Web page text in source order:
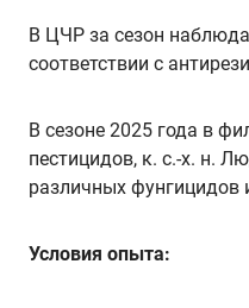
В ЦЧР за сезон
соответствии с
В сезоне 2025 года в
пестицидов, к. с.-х. н.
различных фунгицидов
Условия опыта: